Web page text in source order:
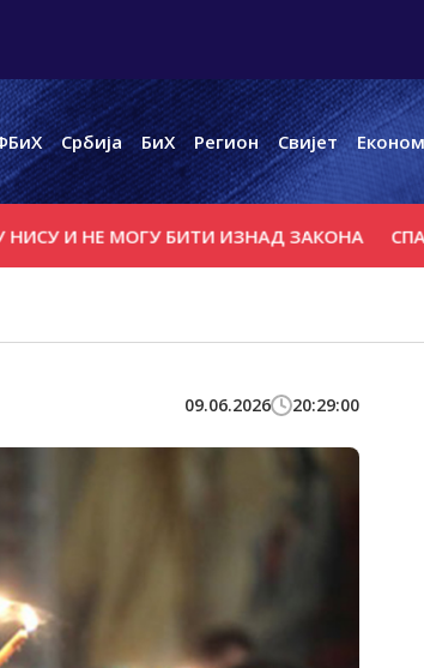
Србија БиХ Регион Свијет
МОГУ БИTИ ИЗНАД ЗАКОНА
09.06.2026 20:29:00